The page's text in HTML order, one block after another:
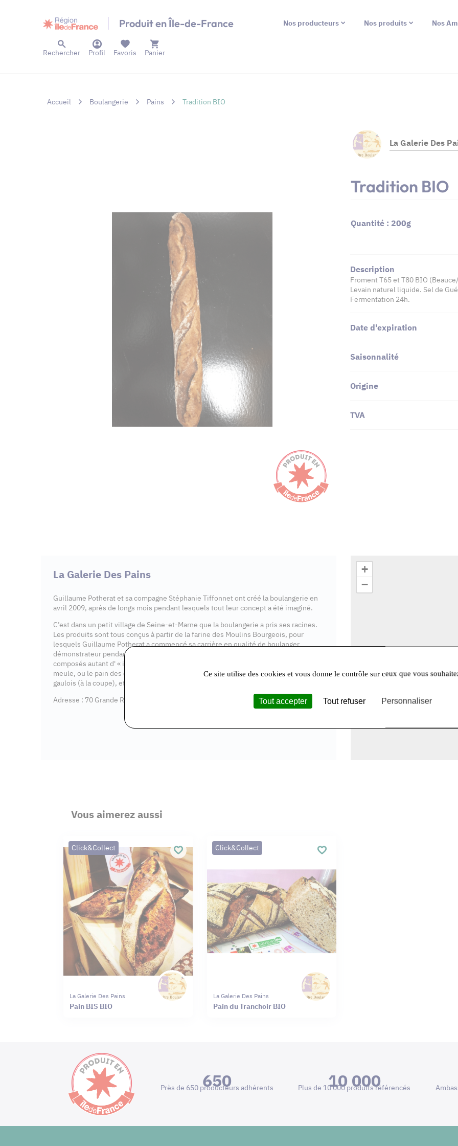
Produit en Île-de-France Nos producteurs Nos produits Nos
Rechercher Profil Panier
Favoris
Accueil Boulangerie Pains Tradition BIO
La Galerie Des
Tradition BIO
Quantité : 200g
Description
Froment T65 et T80 BIO
Levain naturel liquide. Sel de
Fermentation 24h.
Date d'expiration
Saisonnalité
Origine
TVA
La Galerie Des Pains
Guillaume Potherat et sa compagne Stéphanie Tiffonnet ont créé la boulangerie en
avril 2009, après de longs mois pendant lesquels tout leur concept a été imaginé.
C’est dans un petit village de Seine-et-Marne que la boulangerie a pris ses racines.
Les produits sont tous conçus à partir de la farine des Moulins Bourgeois, pour
lesquels Guillaume Potherat a commencé sa carrière en qualité de boulanger
démonstrateur pendant 4 années. Ses produits de boulangerie et viennoiserie sont
composés autant d' « incontournables » comme la baguette de tradition, la tourte de
meule, ou le pain des champs, mais également de nouveautés comme le pain
gaulois (à la coupe), et les divers pains aux ingrédients selon la saison...
Adresse : 70 Grande Rue, 77630 Barbizon
+
−
Vous aimerez aussi
Click&Collect
La Galerie Des Pains
Pain BIS BIO
Click&Collect
La Galerie Des Pains
Pain du Tranchoir BIO
650
Près de 650 producteurs adhérents 10 000
Plus de 10 000 produits référencés
Ce site utilise des cookies et vous donne le contrôle sur ceux que vous
Tout accepter Tout refuser Personnaliser